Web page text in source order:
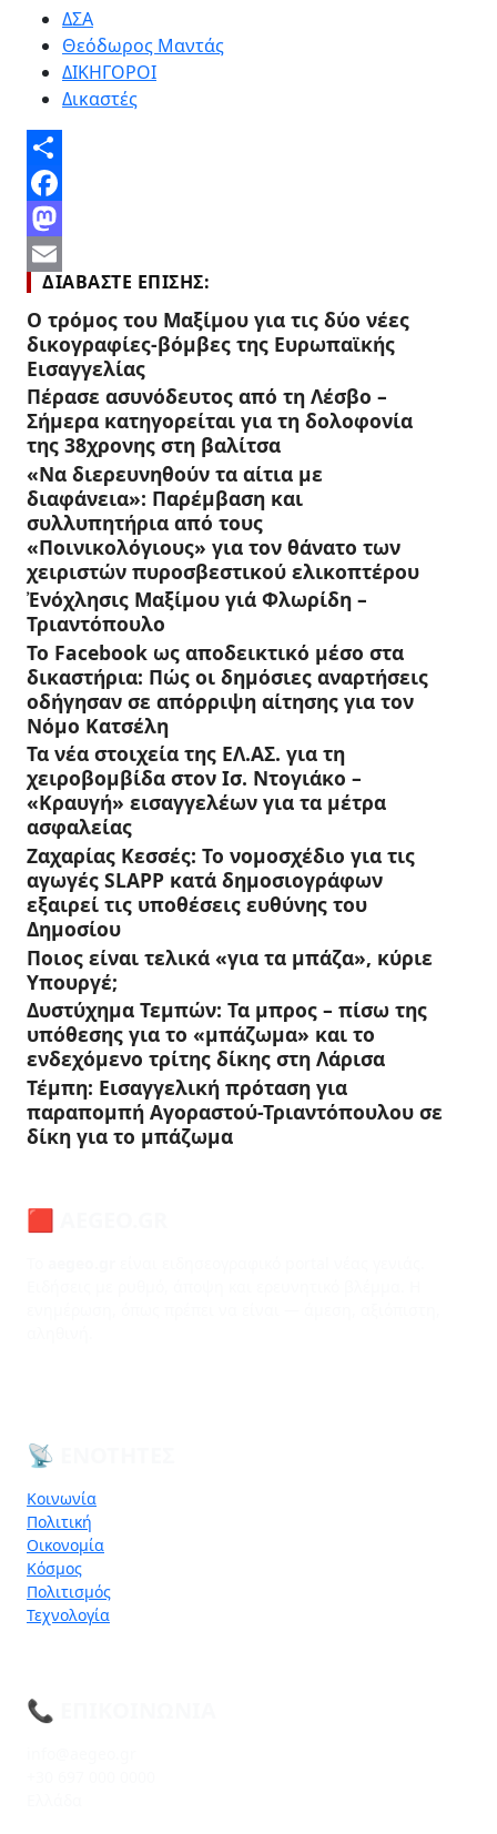
ΔΣΑ
Θεόδωρος Μαντάς
ΔΙΚΗΓΟΡΟΙ
Δικαστές
Share
Facebook
Mastodon
Email
ΔΙΑΒΆΣΤΕ ΕΠΊΣΗΣ:
Ο τρόμος του Μαξίμου για τις δύο νέες
δικογραφίες-βόμβες της Ευρωπαϊκής
Εισαγγελίας
Πέρασε ασυνόδευτος από τη Λέσβο –
Σήμερα κατηγορείται για τη δολοφονία
της 38χρονης στη βαλίτσα
«Να διερευνηθούν τα αίτια με
διαφάνεια»: Παρέμβαση και
συλλυπητήρια από τους
«Ποινικολόγιους» για τον θάνατο των
χειριστών πυροσβεστικού ελικοπτέρου
Ἐνόχλησις Μαξίμου γιά Φλωρίδη –
Τριαντόπουλο
Το Facebook ως αποδεικτικό μέσο στα
δικαστήρια: Πώς οι δημόσιες αναρτήσεις
οδήγησαν σε απόρριψη αίτησης για τον
Νόμο Κατσέλη
Τα νέα στοιχεία της ΕΛ.ΑΣ. για τη
χειροβομβίδα στον Ισ. Ντογιάκο –
«Κραυγή» εισαγγελέων για τα μέτρα
ασφαλείας
Ζαχαρίας Κεσσές: Το νομοσχέδιο για τις
αγωγές SLAPP κατά δημοσιογράφων
εξαιρεί τις υποθέσεις ευθύνης του
Δημοσίου
Ποιος είναι τελικά «για τα μπάζα», κύριε
Υπουργέ;
Δυστύχημα Τεμπών: Τα μπρος – πίσω της
υπόθεσης για το «μπάζωμα» και το
ενδεχόμενο τρίτης δίκης στη Λάρισα
Τέμπη: Εισαγγελική πρόταση για
παραπομπή Αγοραστού-Τριαντόπουλου σε
δίκη για το μπάζωμα
🟥 AEGEO.GR
📡 ΕΝΌΤΗΤΕΣ
Κοινωνία
Πολιτική
Οικονομία
Κόσμος
Πολιτισμός
Τεχνολογία
📞 ΕΠΙΚΟΙΝΩΝΊΑ